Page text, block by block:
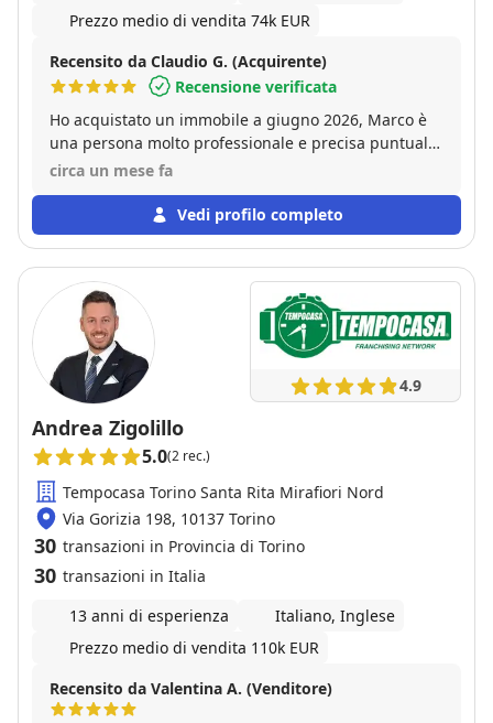
Prezzo medio di vendita 74k EUR
Recensito da Claudio G. (Acquirente)
Recensione verificata
Ho acquistato un immobile a giugno 2026, Marco è
una persona molto professionale e precisa puntuale
e soprattutto chiara. Assolutamente consigliato.
circa un mese fa
Vedi profilo completo
4.9
Andrea Zigolillo
5.0(2 rec.)
Tempocasa Torino Santa Rita Mirafiori Nord
Via Gorizia 198, 10137 Torino
30 transazioni in Provincia di Torino
30 transazioni in Italia
13 anni di esperienza
Italiano, Inglese
Prezzo medio di vendita 110k EUR
Recensito da Valentina A. (Venditore)